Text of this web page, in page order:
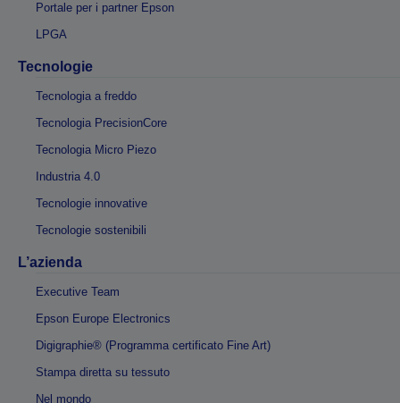
Portale per i partner Epson
LPGA
Tecnologie
Tecnologia a freddo
Tecnologia PrecisionCore
Tecnologia Micro Piezo
Industria 4.0
Tecnologie innovative
Tecnologie sostenibili
L’azienda
Executive Team
Epson Europe Electronics
Digigraphie® (Programma certificato Fine Art)
Stampa diretta su tessuto
Nel mondo